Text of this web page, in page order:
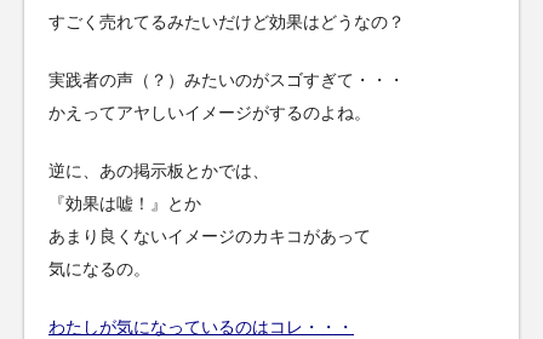
すごく売れてるみたいだけど効果はどうなの？
実践者の声（？）みたいのがスゴすぎて・・・
かえってアヤしいイメージがするのよね。
逆に、あの掲示板とかでは、
『効果は嘘！』とか
あまり良くないイメージのカキコがあって
気になるの。
わたしが気になっているのはコレ・・・